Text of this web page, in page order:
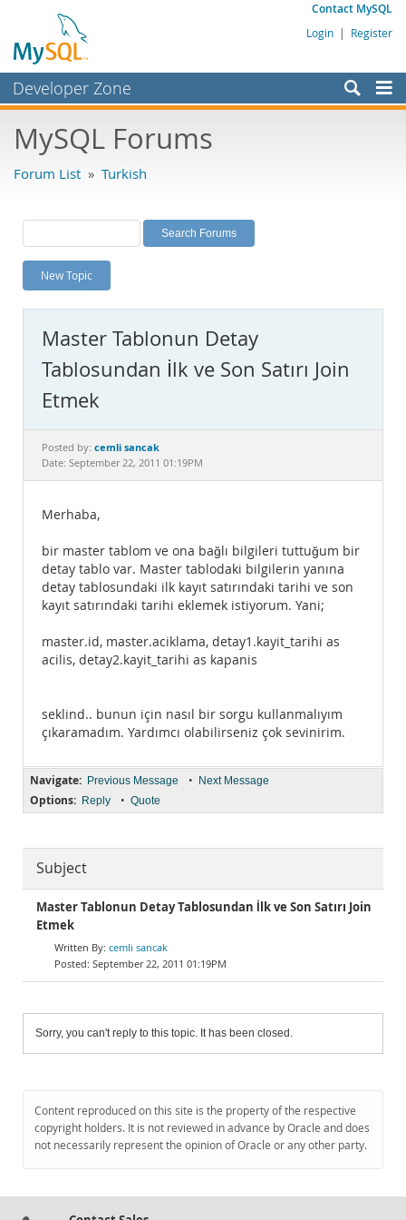
Contact MySQL
Login | Register
Developer Zone
Bugs
Labs
Planet MySQL
News and Events
MySQL.com
Downloads
Documentation
MySQL Forums
Forum List » Turkish
New Topic
Master Tablonun Detay
Tablosundan İlk ve Son Satırı Join
Etmek
Posted by: cemli sancak
Date: September 22, 2011 01:19PM
Merhaba,
bir master tablom ve ona bağlı bilgileri tuttuğum bir
detay tablo var. Master tablodaki bilgilerin yanına
detay tablosundaki ilk kayıt satırındaki tarihi ve son
kayıt satırındaki tarihi eklemek istiyorum. Yani;
master.id, master.aciklama, detay1.kayit_tarihi as
acilis, detay2.kayit_tarihi as kapanis
seklind.. bunun için nasıl bir sorgu kullanmalıyım
çıkaramadım. Yardımcı olabilirseniz çok sevinirim.
Navigate: Previous Message • Next Message
Options: Reply • Quote
Subject
Master Tablonun Detay Tablosundan İlk ve Son Satırı Join
Etmek
cemli sancak
September 22, 2011 01:19PM
Sorry, you can't reply to this topic. It has been closed.
Content reproduced on this site is the property of the respective
copyright holders. It is not reviewed in advance by Oracle and does
not necessarily represent the opinion of Oracle or any other party.